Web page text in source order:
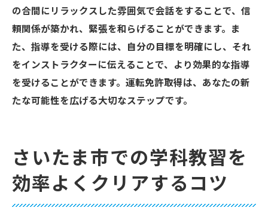
の合間にリラックスした雰囲気で会話をすることで、信
頼関係が築かれ、緊張を和らげることができます。ま
た、指導を受ける際には、自分の目標を明確にし、それ
をインストラクターに伝えることで、より効果的な指導
を受けることができます。運転免許取得は、あなたの新
たな可能性を広げる大切なステップです。
さいたま市での学科教習を
効率よくクリアするコツ